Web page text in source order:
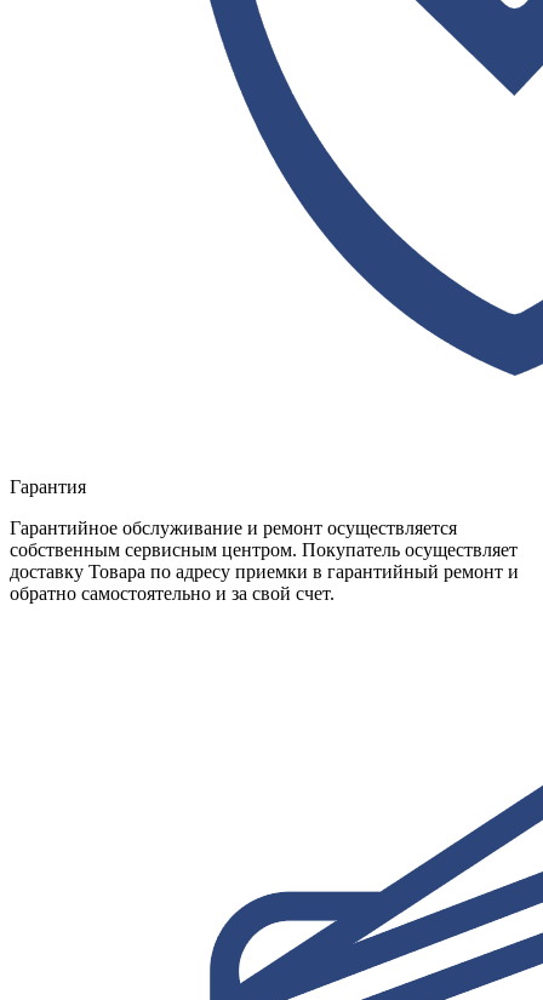
Гарантия
Гарантийное обслуживание и ремонт осуществляется
собственным сервисным центром. Покупатель осуществляет
доставку Товара по адресу приемки в гарантийный ремонт и
обратно самостоятельно и за свой счет.